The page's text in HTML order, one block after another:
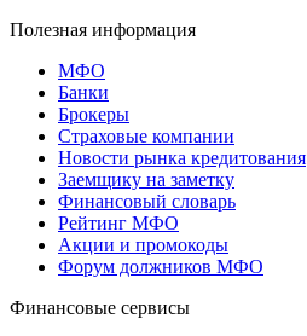
Полезная информация
МФО
Банки
Брокеры
Страховые компании
Новости рынка кредитования
Заемщику на заметку
Финансовый словарь
Рейтинг МФО
Акции и промокоды
Форум должников МФО
Финансовые сервисы